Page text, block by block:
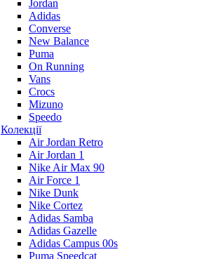
Jordan
Adidas
Converse
New Balance
Puma
On Running
Vans
Crocs
Mizuno
Speedo
Колекції
Air Jordan Retro
Air Jordan 1
Nike Air Max 90
Air Force 1
Nike Dunk
Nike Cortez
Adidas Samba
Adidas Gazelle
Adidas Campus 00s
Puma Speedcat